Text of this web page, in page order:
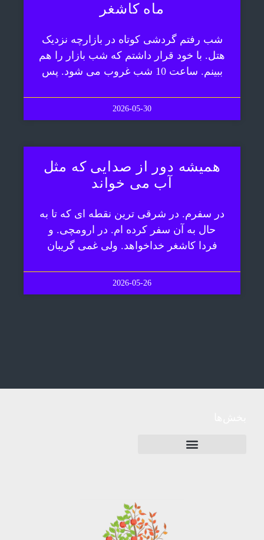
ماه کاشغر
شب رفتم گردشی کوتاه در بازارچه نزدیک
هتل. با خود قرار داشتم که شب بازار را هم
ببینم. ساعت 10 شب غروب می شود. پس
2026-05-30
همیشه دور از صدایی که مثل
آب می خواند
در سفرم. در شرقی ترین نقطه ای که تا به
حال به آن سفر کرده ام. در ارومچی. و
فردا کاشغر خداخواهد. ولی غمی گریبان
2026-05-26